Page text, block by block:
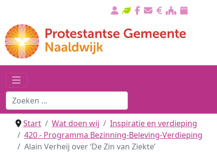
Start Wat doen wij
Inspiratie en verdieping
420 - Programma Bezinning-Beleving-Verdieping
Alain Verheij over ‘De Zin van Ziekte’